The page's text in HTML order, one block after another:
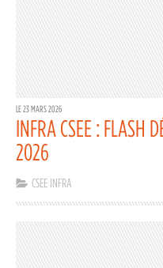
LE 23 MARS 2026
INFRA CSEE : FLASH
2026
CSEE INFRA